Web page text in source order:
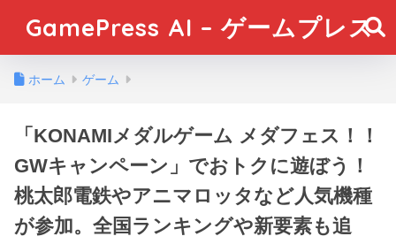
GamePress AI – ゲームプレス
ホーム ゲーム
「KONAMIメダルゲーム メダフェス！！
GWキャンペーン」でおトクに遊ぼう！
桃太郎電鉄やアニマロッタなど人気機種
が参加。全国ランキングや新要素も追